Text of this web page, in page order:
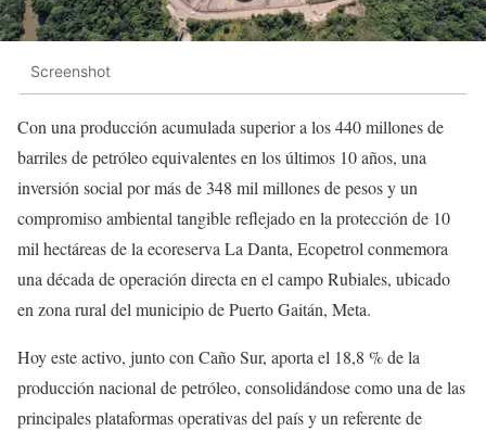
Screenshot
Con una producción acumulada superior a los 440 millones de
barriles de petróleo equivalentes en los últimos 10 años, una
inversión social por más de 348 mil millones de pesos y un
compromiso ambiental tangible reflejado en la protección de 10
mil hectáreas de la ecoreserva La Danta, Ecopetrol conmemora
una década de operación directa en el campo Rubiales, ubicado
en zona rural del municipio de Puerto Gaitán, Meta.
Hoy este activo, junto con Caño Sur, aporta el 18,8 % de la
producción nacional de petróleo, consolidándose como una de las
principales plataformas operativas del país y un referente de